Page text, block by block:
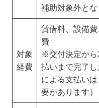
補助対象外とな
対象
経費
賃借料、設備
費
※交付決定から
払いまで完了
による支払い
要があります）